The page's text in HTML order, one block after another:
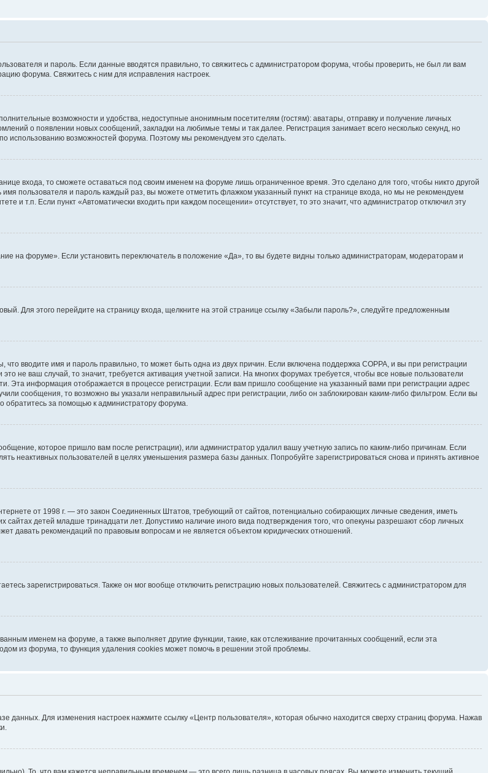
и пароль. Если данные вводятся правильно, то свяжитесь с администратором форума, чтобы проверить, не был ли вам
форума. Свяжитесь с ним для исправления настроек.
возможности и удобства, недоступные анонимным посетителям (гостям): аватары, отправку и получение личных
о появлении новых сообщений, закладки на любимые темы и так далее. Регистрация занимает всего несколько секунд, но
использованию возможностей форума. Поэтому мы рекомендуем это сделать.
входа, то сможете оставаться под своим именем на форуме лишь ограниченное время. Это сделано для того, чтобы никто другой
пользователя и пароль каждый раз, вы можете отметить флажком указанный пункт на странице входа, но мы не рекомендуем
и т.п. Если пункт «Автоматически входить при каждом посещении» отсутствует, то это значит, что администратор отключил эту
на форуме». Если установить переключатель в положение «Да», то вы будете видны только администраторам, модераторам и
Для этого перейдите на страницу входа, щелкните на этой странице ссылку «Забыли пароль?», следуйте предложенным
вводите имя и пароль правильно, то может быть одна из двух причин. Если включена поддержка COPPA, и вы при регистрации
не ваш случай, то значит, требуется активация учетной записи. На многих форумах требуется, чтобы все новые пользователи
Эта информация отображается в процессе регистрации. Если вам пришло сообщение на указанный вами при регистрации адрес
сообщения, то возможно вы указали неправильный адрес при регистрации, либо он заблокирован каким-либо фильтром. Если вы
обратитесь за помощью к администратору форума.
которое пришло вам после регистрации), или администратор удалил вашу учетную запись по каким-либо причинам. Если
неактивных пользователей в целях уменьшения размера базы данных. Попробуйте зарегистрироваться снова и принять активное
от 1998 г. — это закон Соединенных Штатов, требующий от сайтов, потенциально собирающих личные сведения, иметь
сайтах детей младше тринадцати лет. Допустимо наличие иного вида подтверждения того, что опекуны разрешают сбор личных
давать рекомендаций по правовым вопросам и не является объектом юридических отношений.
зарегистрироваться. Также он мог вообще отключить регистрацию новых пользователей. Свяжитесь с администратором для
именем на форуме, а также выполняет другие функции, такие, как отслеживание прочитанных сообщений, если эта
из форума, то функция удаления cookies может помочь в решении этой проблемы.
данных. Для изменения настроек нажмите ссылку «Центр пользователя», которая обычно находится сверху страниц форума. Нажав